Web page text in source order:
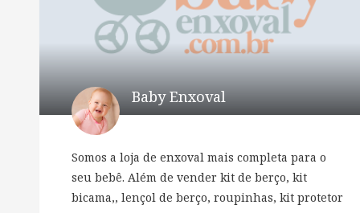
Baby Enxoval
Somos a loja de enxoval mais completa para o
seu bebê. Além de vender kit de berço, kit
bicama,, lençol de berço, roupinhas, kit protetor